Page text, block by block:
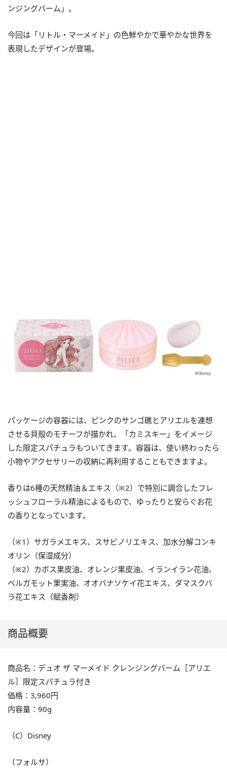
ンジングバーム」。
今回は「リトル・マーメイド」の色鮮やかで華やかな世界を
表現したデザインが登場。
パッケージの容器には、ピンクのサンゴ礁とアリエルを連想
させる貝殻のモチーフが描かれ、「カミスキー」をイメージ
した限定スパチュラもついてきます。容器は、使い終わったら
小物やアクセサリーの収納に再利用することもできますよ。
香りは6種の天然精油＆エキス（※2）で特別に調合したフレ
ッシュフローラル精油によるもので、ゆったりと安らぐお花
の香りとなっています。
（※1）サガラメエキス、スサビノリエキス、加水分解コンキ
オリン（保湿成分）
（※2）カボス果⽪油、オレンジ果⽪油、イランイラン花油、
ベルガモット果実油、オオバナソケイ花エキス、ダマスクバ
ラ花エキス（賦⾹剤）
商品概要
商品名：デュオ ザ マーメイド クレンジングバーム［アリエ
ル］限定スパチュラ付き
価格：3,960円
内容量：90g
（C）Disney
（フォルサ）